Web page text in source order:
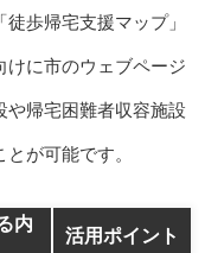
歩帰宅支援マップ」
けに市のウェブページ
や帰宅困難者収容施設
が可能です。
内
活用ポイント